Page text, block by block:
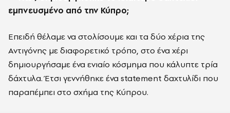
εμπνευσμένο από την Κύπρο;
Επειδή θέλαμε να στολίσουμε και τα δύο χέρια της
Αντιγόνης με διαφορετικό τρόπο, στο ένα χέρι
δημιουργήσαμε ένα ενιαίο κόσμημα που κάλυπτε τρία
δάχτυλα. Έτσι γεννήθηκε ένα statement δαχτυλίδι που
παραπέμπει στο σχήμα της Κύπρου.